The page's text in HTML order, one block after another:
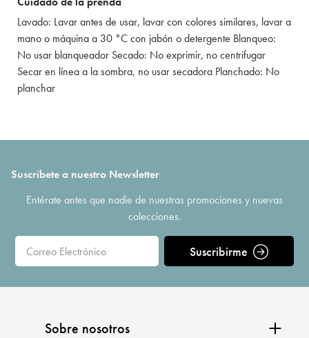
Lavado: Lavar antes de usar, lavar con colores similares, lavar a
mano o máquina a 30 °C con jabón o detergente Blanqueo:
No usar blanqueador Secado: No exprimir, no centrifugar
Secar en línea a la sombra, no usar secadora Planchado: No
planchar
Suscríbete a nuestro Newsletter
Entérate antes que nadie de nuestras promociones y nuevas
colecciones.
Suscribirme
Sobre nosotros